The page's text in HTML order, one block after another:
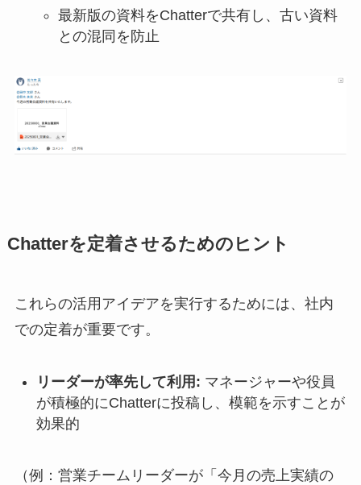
最新版の資料をChatterで共有し、古い資料
との混同を防止
Chatterを定着させるためのヒント
これらの活用アイデアを実行するためには、社内
での定着が重要です。
リーダーが率先して利用: マネージャーや役員
が積極的にChatterに投稿し、模範を示すことが
効果的
（例：営業チームリーダーが「今月の売上実績の